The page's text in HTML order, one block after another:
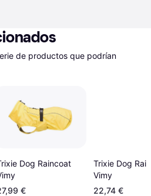
de productos que podrían
Dog Raincoat
€
Trixie Dog
Vimy
22,74 €